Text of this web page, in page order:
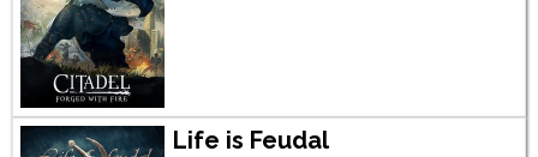
Life is Feudal